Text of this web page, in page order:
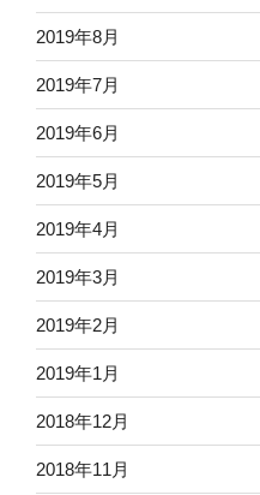
2019年8月
2019年7月
2019年6月
2019年5月
2019年4月
2019年3月
2019年2月
2019年1月
2018年12月
2018年11月